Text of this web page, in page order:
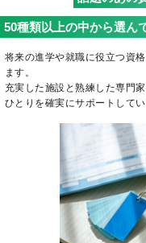
50種類以上の中から選ん
将来の進学や就職に役立つ資
ます。
充実した施設と熟練した専門
ひとりを確実にサポートしてい